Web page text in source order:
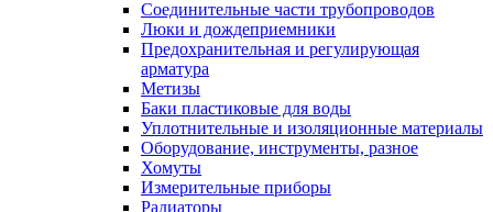
Соединительные части трубопроводов
Люки и дождеприемники
Предохранительная и регулирующая
арматура
Метизы
Баки пластиковые для воды
Уплотнительные и изоляционные материалы
Оборудование, инструменты, разное
Хомуты
Измерительные приборы
Радиаторы